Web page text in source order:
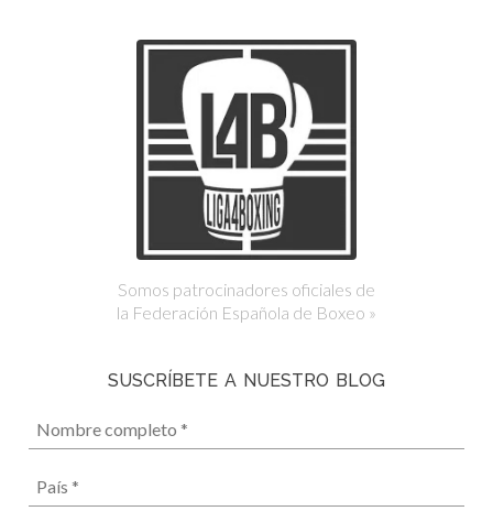
Somos patrocinadores oficiales de
la Federación Española de Boxeo »
SUSCRÍBETE A NUESTRO BLOG